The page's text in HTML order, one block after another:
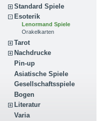
Standard Spiele
Esoterik
Lenormand Spiele
Orakelkarten
Tarot
Nachdrucke
Pin-up
Asiatische Spiele
Gesellschaftsspiele
Bogen
Literatur
Varia